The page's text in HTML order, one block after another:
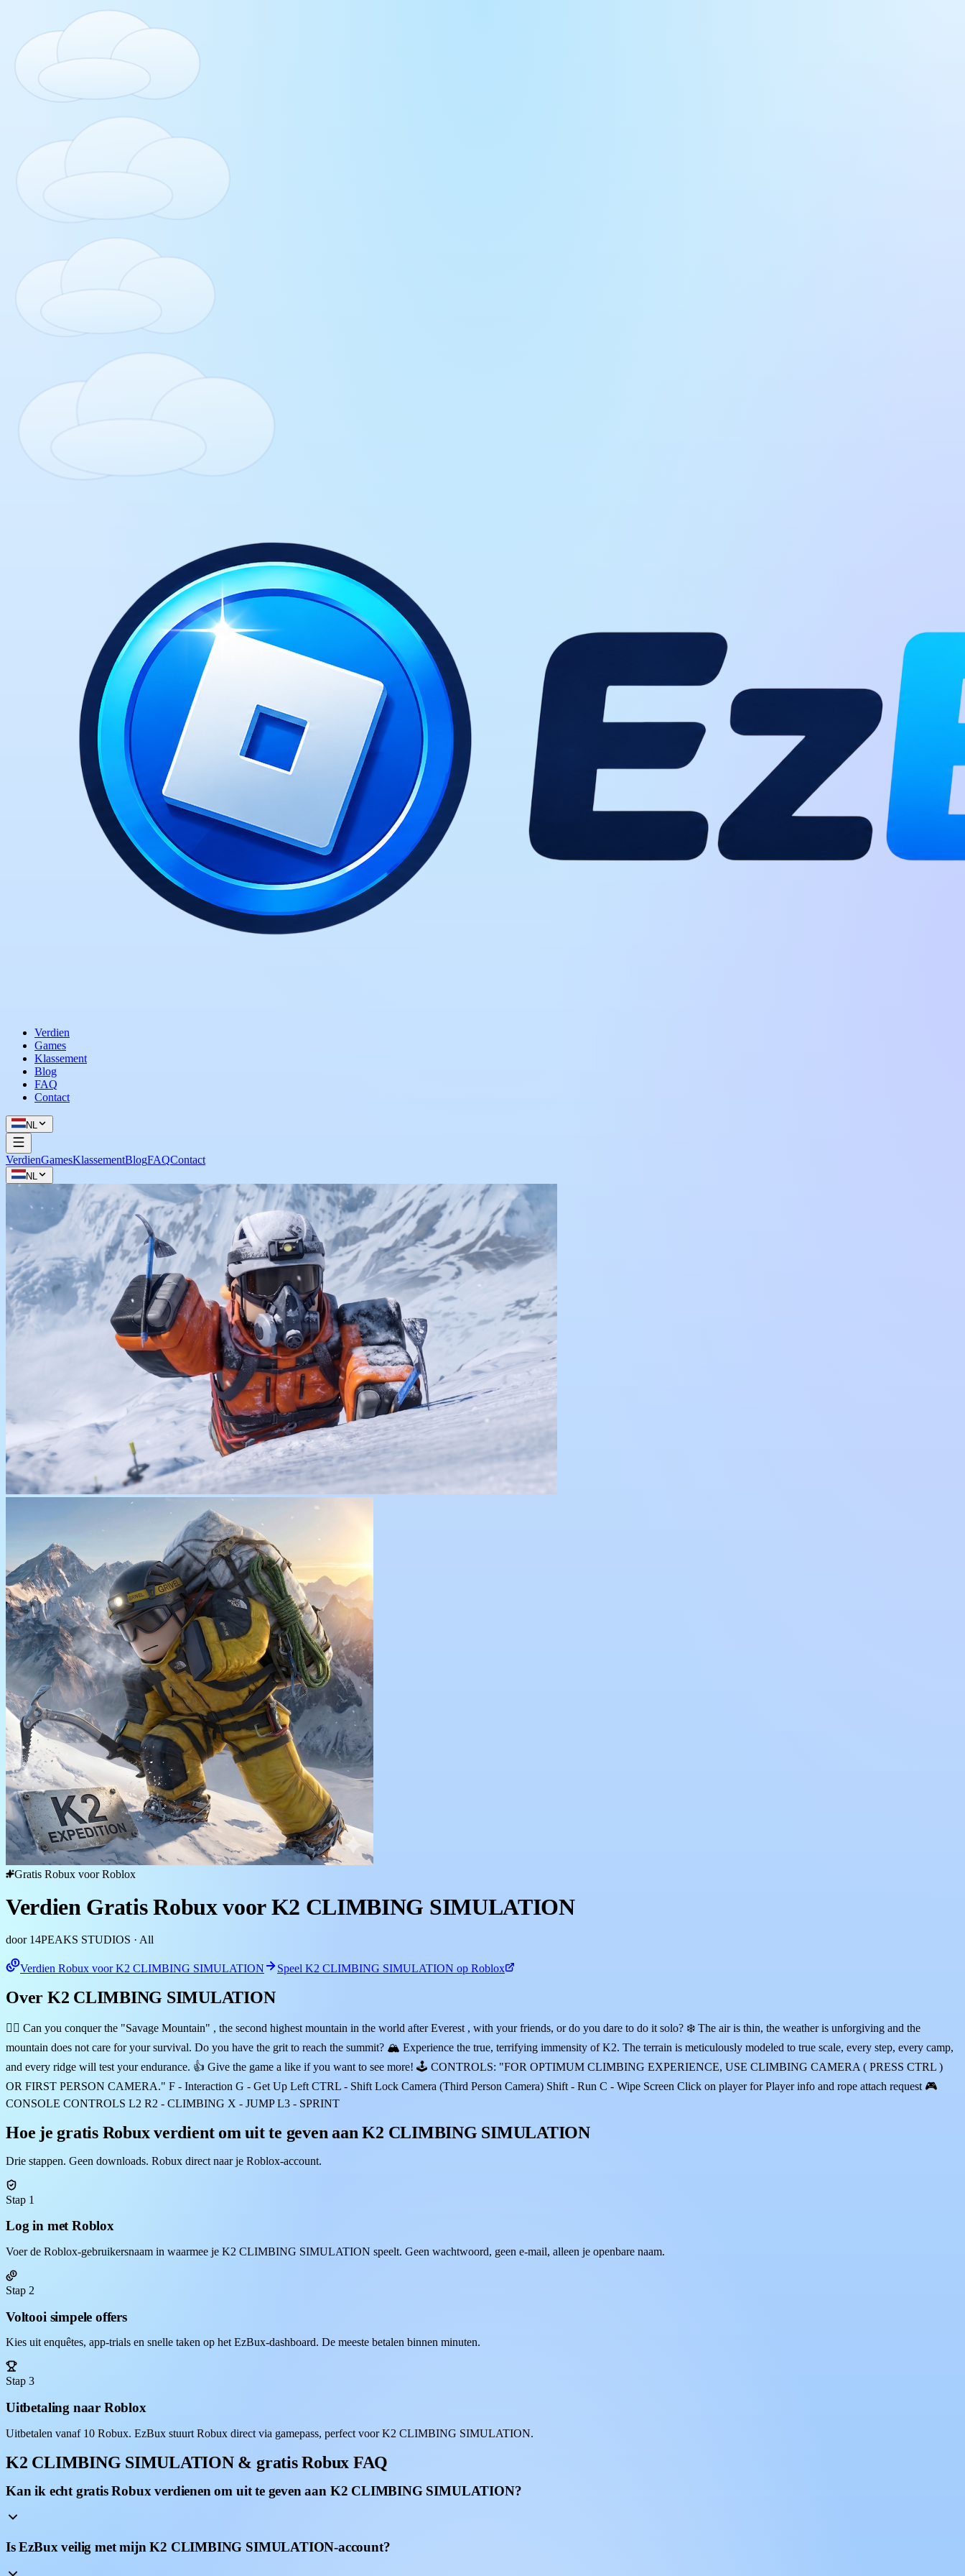
Verdien
Games
Klassement
Blog
FAQ
Contact
NL
VerdienGamesKlassementBlogFAQContact
NL
Gratis Robux voor Roblox
Verdien Gratis Robux voor K2 CLIMBING SIMULATION
door 14PEAKS STUDIOS · All
Verdien Robux voor K2 CLIMBING SIMULATION Speel K2 CLIMBING SIMULATION op Roblox
Over K2 CLIMBING SIMULATION
🧗‍♂️ Can you conquer the "Savage Mountain" , the second highest mountain in the world after Everest , with your friends, or do you dare to do it solo? ❄️ The air is thin, the weather is unforgiving and the
mountain does not care for your survival. Do you have the grit to reach the summit? 🏔️ Experience the true, terrifying immensity of K2. The terrain is meticulously modeled to true scale, every step, every camp,
and every ridge will test your endurance. 👍 Give the game a like if you want to see more! 🕹️ CONTROLS: "FOR OPTIMUM CLIMBING EXPERIENCE, USE CLIMBING CAMERA ( PRESS CTRL )
OR FIRST PERSON CAMERA." F - Interaction G - Get Up Left CTRL - Shift Lock Camera (Third Person Camera) Shift - Run C - Wipe Screen Click on player for Player info and rope attach request 🎮
CONSOLE CONTROLS L2 R2 - CLIMBING X - JUMP L3 - SPRINT
Hoe je gratis Robux verdient om uit te geven aan K2 CLIMBING SIMULATION
Drie stappen. Geen downloads. Robux direct naar je Roblox-account.
Stap 1
Log in met Roblox
Voer de Roblox-gebruikersnaam in waarmee je K2 CLIMBING SIMULATION speelt. Geen wachtwoord, geen e-mail, alleen je openbare naam.
Stap 2
Voltooi simpele offers
Kies uit enquêtes, app-trials en snelle taken op het EzBux-dashboard. De meeste betalen binnen minuten.
Stap 3
Uitbetaling naar Roblox
Uitbetalen vanaf 10 Robux. EzBux stuurt Robux direct via gamepass, perfect voor K2 CLIMBING SIMULATION.
K2 CLIMBING SIMULATION & gratis Robux FAQ
Kan ik echt gratis Robux verdienen om uit te geven aan K2 CLIMBING SIMULATION?
Is EzBux veilig met mijn K2 CLIMBING SIMULATION-account?